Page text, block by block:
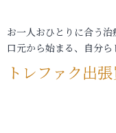
お一人おひとりに合う治
口元から始まる、自分ら
トレファク出